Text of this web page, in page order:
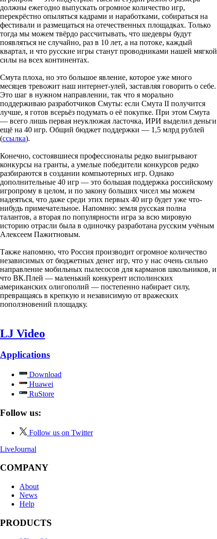
должны ежегодно выпускать огромное количество игр,
перекрёстно опыляться кадрами и наработками, собираться на
фестивали и размещаться на отечественных площадках. Только
тогда мы можем твёрдо рассчитывать, что шедевры будут
появляться не случайно, раз в 10 лет, а на потоке, каждый
квартал, и что русские игры станут проводниками нашей мягкой
силы на всех континентах.
Смута плоха, но это большое явление, которое уже много
месяцев тревожит наш интернет-улей, заставляя говорить о себе.
Это шаг в нужном направлении, так что я морально
поддерживаю разработчиков Смуты: если Смута II получится
лучше, я готов всерьёз подумать о её покупке. При этом Смута
— всего лишь первая неуклюжая ласточка, ИРИ выделил деньги
ещё на 40 игр. Общий бюджет поддержки — 1,5 млрд рублей
(ссылка).
Конечно, состоявшиеся профессионалы редко выигрывают
конкурсы на гранты, а умелые победители конкурсов редко
разбираются в создании компьютерных игр. Однако
дополнительные 40 игр — это большая поддержка российскому
игропрому в целом, и по закону больших чисел мы можем
надеяться, что даже среди этих первых 40 игр будет уже что-
нибудь примечательное. Напомню: земля русская полна
талантов, а вторая по популярности игра за всю мировую
историю отрасли была в одиночку разработана русским учёным
Алексеем Пажитновым.
Также напомню, что Россия производит огромное количество
независимых от бюджетных денег игр, что у нас очень сильно
направление мобильных пылесосов для карманов школьников, и
что ВК.Плей — маленький конкурент исполинских
американских олигополий — постепенно набирает силу,
превращаясь в крепкую и независимую от вражеских
поползновений площадку.
LJ Video
Applications
Download
Huawei
RuStore
Follow us:
Follow us on Twitter
LiveJournal
COMPANY
About
News
Help
PRODUCTS